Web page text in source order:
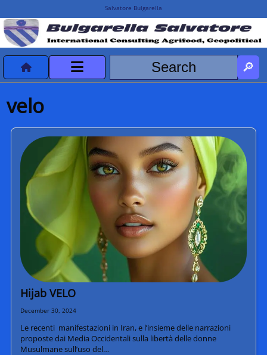
Salvatore Bulgarella
CVvCredits
HOME
DeclassificatiNC
Turismo Progetti
Projects Missions
velo
Hijab VELO
December 30, 2024
Le recenti manifestazioni in Iran, e l’insieme delle narrazioni
proposte dai Media Occidentali sulla libertà delle donne
Musulmane sull’uso del…